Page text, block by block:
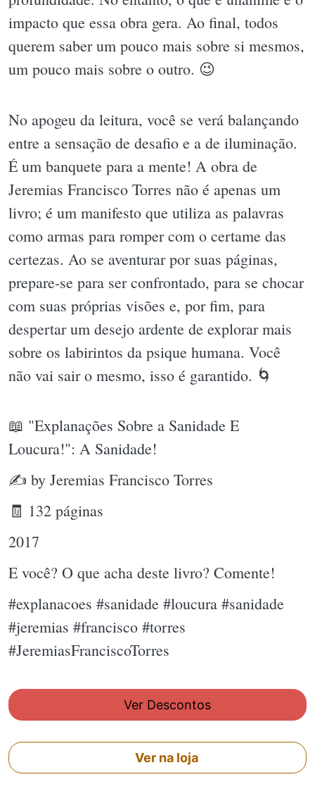
impacto que essa obra gera. Ao final, todos
querem saber um pouco mais sobre si mesmos,
um pouco mais sobre o outro. 😉
No apogeu da leitura, você se verá balançando
entre a sensação de desafio e a de iluminação.
É um banquete para a mente! A obra de
Jeremias Francisco Torres não é apenas um
livro; é um manifesto que utiliza as palavras
como armas para romper com o certame das
certezas. Ao se aventurar por suas páginas,
prepare-se para ser confrontado, para se chocar
com suas próprias visões e, por fim, para
despertar um desejo ardente de explorar mais
sobre os labirintos da psique humana. Você
não vai sair o mesmo, isso é garantido. 🌀
📖 "Explanações Sobre a Sanidade E
Loucura!": A Sanidade!
✍ by Jeremias Francisco Torres
🧾 132 páginas
2017
E você? O que acha deste livro? Comente!
#explanacoes #sanidade #loucura #sanidade
#jeremias #francisco #torres
#JeremiasFranciscoTorres
Ver Descontos
Ver na loja